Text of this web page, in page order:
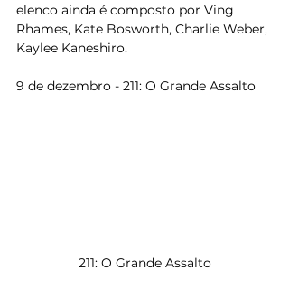
elenco ainda é composto por Ving
Rhames, Kate Bosworth, Charlie Weber,
Kaylee Kaneshiro.
9 de dezembro - 211: O Grande Assalto
211: O Grande Assalto